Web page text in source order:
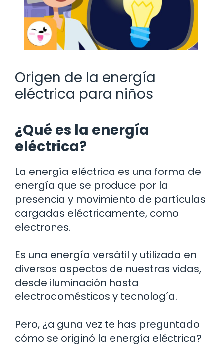
Origen de la energía
eléctrica para niños
¿Qué es la energía
eléctrica?
La energía eléctrica es una forma de
energía que se produce por la
presencia y movimiento de partículas
cargadas eléctricamente, como
electrones.
Es una energía versátil y utilizada en
diversos aspectos de nuestras vidas,
desde iluminación hasta
electrodomésticos y tecnología.
Pero, ¿alguna vez te has preguntado
cómo se originó la energía eléctrica?